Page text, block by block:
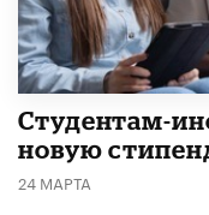
Студентам-
новую
24 МАРТА